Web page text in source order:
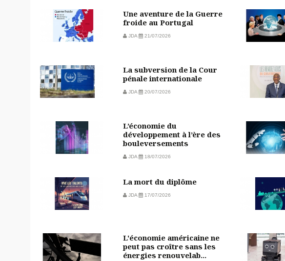
Une aventure de la Guerre
froide au Portugal
JDA 21/07/2026
La subversion de la Cour
pénale internationale
JDA 20/07/2026
L’économie du
développement à l’ère des
bouleversements
JDA 18/07/2026
La mort du diplôme
JDA 17/07/2026
L'économie américaine ne
peut pas croître sans les
énergies renouvelab...